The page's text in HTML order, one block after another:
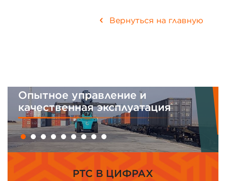
Вернуться на главную
управление и
эксплуатация
PTC В ЦИФРАХ